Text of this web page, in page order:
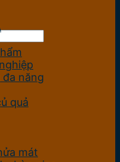
năng
quả
mát